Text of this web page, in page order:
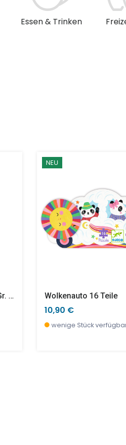
Essen & Trinken
Socken Für Erwachsene (Gr. 36-38) - Katzen
NEU
Wolkenauto 16 Teile
10,90 €
wenige Stück